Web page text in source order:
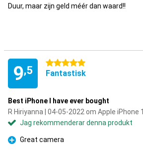
Duur, maar zijn geld méér dan waard!!
9,5
5 stjärnor
Fantastisk
Best iPhone I have ever bought
R Hiriyanna | 04-05-2022 om Apple iPhone
Jag rekommenderar denna produkt
Fördelar
Great camera